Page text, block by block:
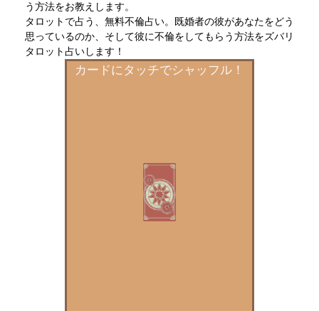
う方法をお教えします。
タロットで占う、無料不倫占い。既婚者の彼があなたをどう
思っているのか、そして彼に不倫をしてもらう方法をズバリ
タロット占いします！
カードにタッチでシャッフル！